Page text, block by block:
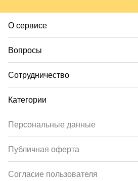
О сервисе
Вопросы
Сотрудничество
Категории
Персональные данные
Публичная оферта
Согласие пользователя